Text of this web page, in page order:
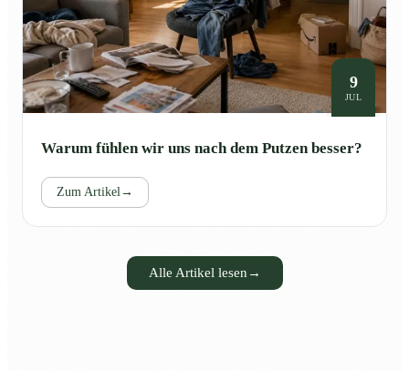
9
JUL
Warum fühlen wir uns nach dem Putzen besser?
Zum Artikel→
Alle Artikel lesen →